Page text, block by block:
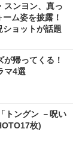
スンヨン、真っ
ム姿を披露！
ショットが話題
帰ってくる！
マ4選
トングン －呪い
枚)